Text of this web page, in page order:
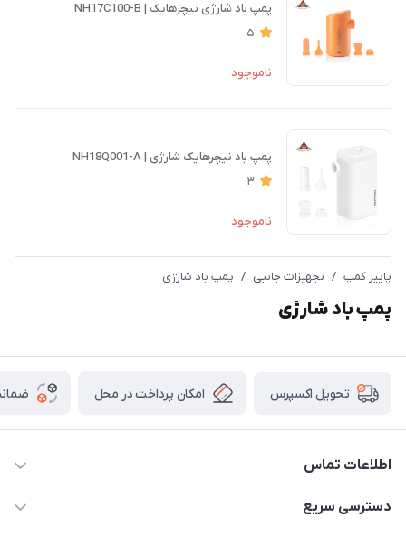
پمپ باد شارژی نیچرهایک | NH17C100-B
5
ناموجود
پمپ باد نیچرهایک شارژی | NH18Q001-A
3
ناموجود
پاییز کمپ / تجهیزات جانبی / پمپ باد شارژی
پمپ باد شارژی
تحویل اکسپرس امکان پرداخت در محل
اطلاعات تماس
02166456492 - 09121933405
دسترسی سریع